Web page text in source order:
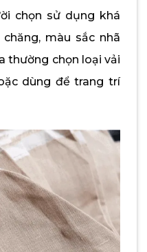
chọn sử dụng khá
màu sắc nhã
thường chọn loại vải
dùng để trang trí